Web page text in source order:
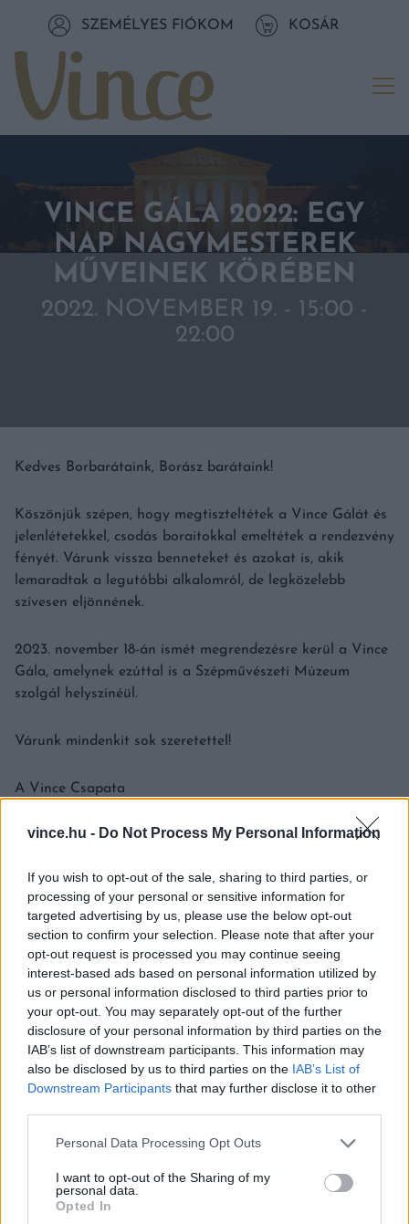
vince.hu - Do Not Process My Personal Information
If you wish to opt-out of the sale, sharing to third parties, or
processing of your personal or sensitive information for
targeted advertising by us, please use the below opt-out
section to confirm your selection. Please note that after your
opt-out request is processed you may continue seeing
interest-based ads based on personal information utilized by
us or personal information disclosed to third parties prior to
your opt-out. You may separately opt-out of the further
disclosure of your personal information by third parties on the
IAB’s list of downstream participants. This information may
also be disclosed by us to third parties on the IAB’s List of
Downstream Participants that may further disclose it to other
Please note that this website/app uses one or more Google
not limited to your visit or usage behaviour. You may click to
grant or deny consent to Google and its third-party tags to
use your data for below specified purposes in below Google
Personal Data Processing Opt Outs
I want to opt-out of the Sharing of my
personal data.
Opted In
Tovább a tartalomhozSZEMÉLYES FIÓKOM KOSÁR
VINCE GÁLA 2022: EGY
NAP NAGYMESTEREK
MŰVEINEK KÖRÉBEN
2022. NOVEMBER 19. - 15:00 -
22:00
Kedves Borbarátaink, Borász barátaink!
Köszönjük szépen, hogy megtiszteltétek a Vince Gálát és
jelenlétetekkel, csodás boraitokkal emeltétek a rendezvény
fényét. Várunk vissza benneteket és azokat is, akik
lemaradtak a legutóbbi alkalomról, de legközelebb
szívesen eljönnének.
2023. november 18-án ismét megrendezésre kerül a Vince
Gála, amelynek ezúttal is a Szépművészeti Múzeum
szolgál helyszínéül.
Várunk mindenkit sok szeretettel!
A Vince Csapata
Food and Wine
BOR és PIAC
Hamu és Gyémánt
Borindex
Borportré
Ihatóbb Magyarországért